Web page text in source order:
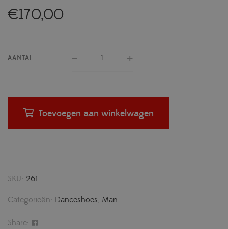
€170,00
AANTAL
Toevoegen aan winkelwagen
SKU: 261
Categorieën: Danceshoes, Man
Share: